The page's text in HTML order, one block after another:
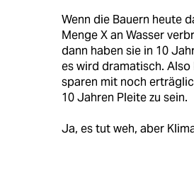
Wenn die Bauern heute
Menge X an Wasser
dann haben sie in 10
es wird dramatisch.
sparen mit noch
10 Jahren Pleite zu sein.
Ja, es tut weh, aber